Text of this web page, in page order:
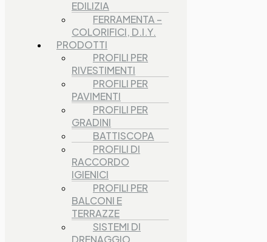
EDILIZIA
FERRAMENTA –
COLORIFICI, D.I.Y.
PRODOTTI
PROFILI PER
RIVESTIMENTI
PROFILI PER
PAVIMENTI
PROFILI PER
GRADINI
BATTISCOPA
PROFILI DI
RACCORDO
IGIENICI
PROFILI PER
BALCONI E
TERRAZZE
SISTEMI DI
DRENAGGIO